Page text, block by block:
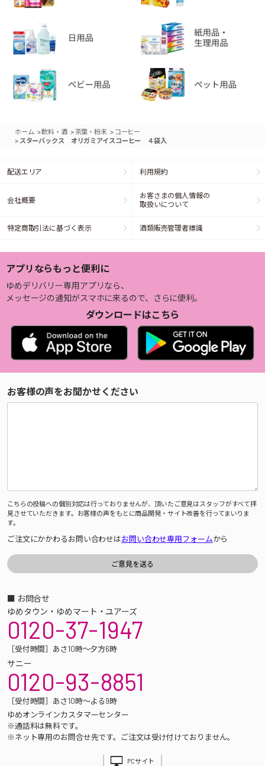
ホーム >飲料・酒 >茶葉・粉末 > コーヒー
> スターバックス オリガミアイスコーヒー ４袋入
配送エリア 利用規約
会社概要
お客さまの個人情報の
取扱いについて
特定商取引法に基づく表示 酒類販売管理者標識
アプリならもっと便利に
ゆめデリバリー専用アプリなら、
メッセージの通知がスマホに来るので、さらに便利。
ダウンロードはこちら
お客様の声をお聞かせください
こちらの投稿への個別対応は行っておりませんが、頂いたご意見はスタッフがすべて拝
見させていただきます。お客様の声をもとに商品開発・サイト改善を行ってまいりま
す。
ご注文にかかわるお問い合わせはお問い合わせ専用フォームから
■ お問合せ
ゆめタウン・ゆめマート・ユアーズ
0120-37-1947
［受付時間］あさ10時～夕方6時
サニー
0120-93-8851
［受付時間］あさ10時～よる9時
ゆめオンラインカスタマーセンター
※通話料は無料です。
※ネット専用のお問合せ先です。ご注文は受け付けておりません。
PCサイト